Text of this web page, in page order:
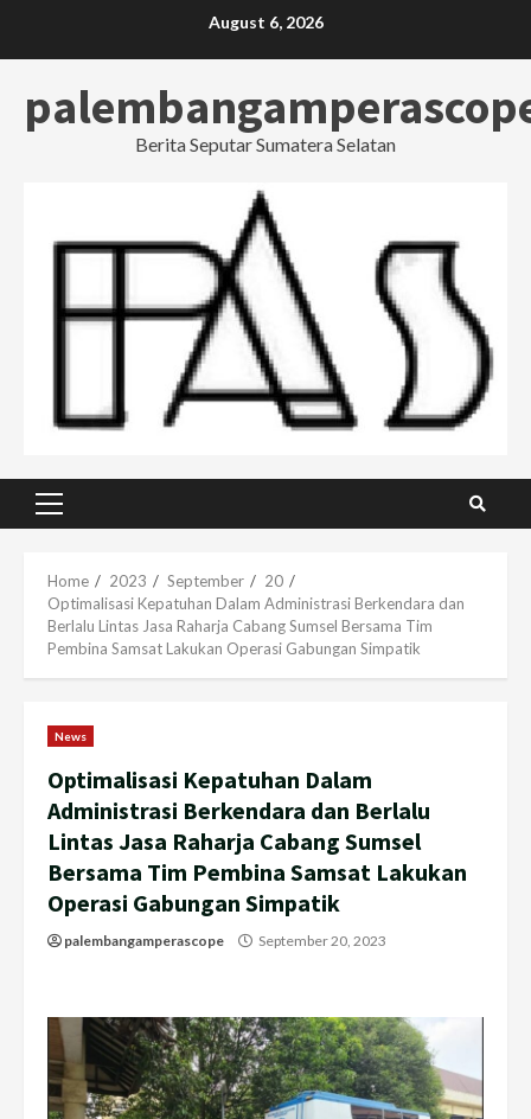
August 6, 2026
Berita Seputar Sumatera Selatan
Primary
Home 2023 September
20
Optimalisasi Kepatuhan Dalam Administrasi Berkendara dan
Berlalu Lintas Jasa Raharja Cabang Sumsel Bersama Tim
Pembina Samsat Lakukan Operasi Gabungan Simpatik
News
Optimalisasi Kepatuhan Dalam
Administrasi Berkendara dan Berlalu
Lintas Jasa Raharja Cabang Sumsel
Bersama Tim Pembina Samsat Lakukan
Operasi Gabungan Simpatik
palembangamperascope September 20, 2023